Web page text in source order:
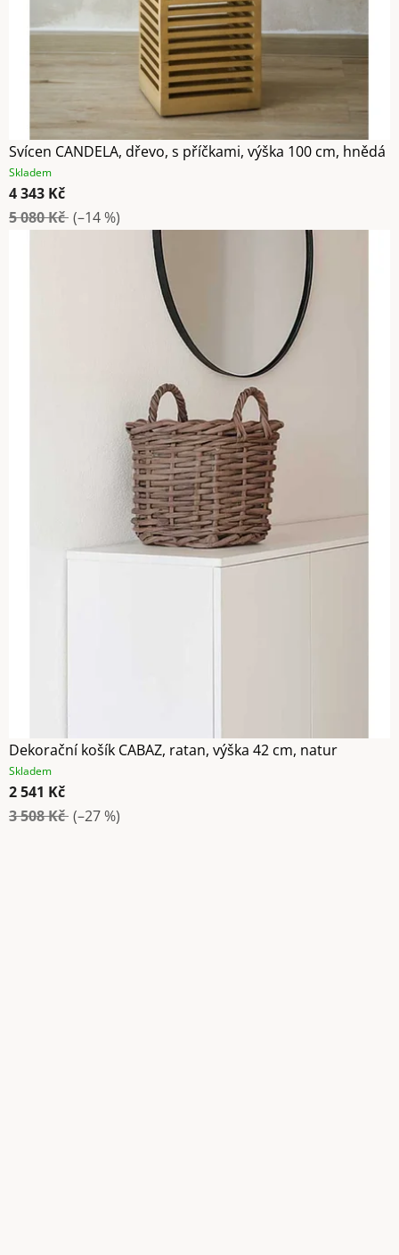
Svícen CANDELA, dřevo, s příčkami, výška 100 cm, hnědá
Skladem
4 343 Kč
5 080 Kč (–14 %)
Dekorační košík CABAZ, ratan, výška 42 cm, natur
Skladem
2 541 Kč
3 508 Kč (–27 %)